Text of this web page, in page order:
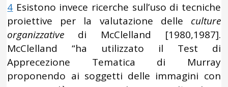
4 Esistono invece ricerche sull’uso di tecniche
proiettive per la valutazione delle culture
organizzative di McClelland [1980,1987].
McClelland “ha utilizzato il Test di
Apprecezione Tematica di Murray
proponendo ai soggetti delle immagini con